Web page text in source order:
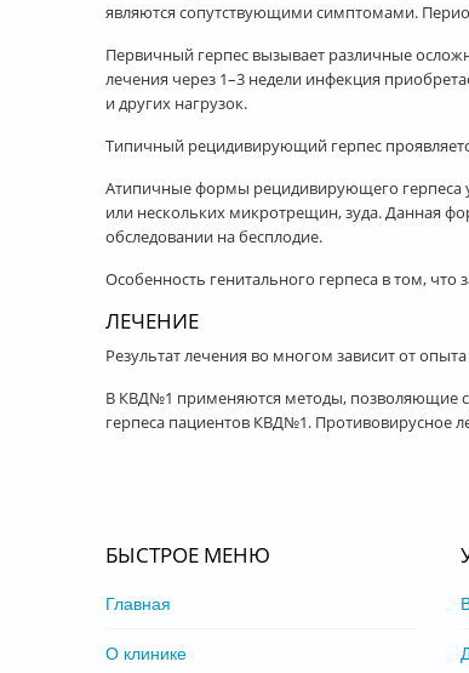
являются сопутствующими симптомами.
Первичный герпес вызывает различные
лечения через 1–3 недели инфекция
и других нагрузок.
Типичный рецидивирующий герпес
Атипичные формы рецидивирующего герпеса
или нескольких микротрещин, зуда. Данная
обследовании на бесплодие.
Особенность генитального герпеса в том,
ЛЕЧЕНИЕ
Результат лечения во многом зависит от
В КВД№1 применяются методы, позволяющие
герпеса пациентов КВД№1. Противовирусное
БЫСТРОЕ МЕНЮ
Главная
О клинике